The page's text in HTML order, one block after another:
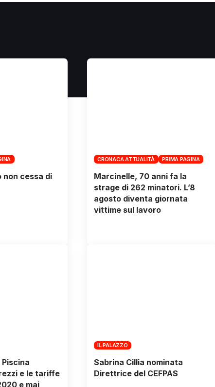
non cessa di
CRONACA ATTUALITÀ PRIMA PAGINA
Marcinelle, 70 anni fa la
strage di 262 minatori. L’8
agosto diventa giornata
vittime sul lavoro
e le tariffe
e mai
IL PALAZZO
Sabrina Cillia nominata
Direttrice del CEFPAS